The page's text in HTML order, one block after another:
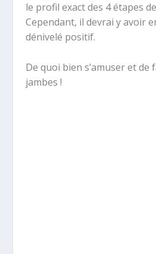
le profil exact des 4 étapes
Cependant, il devrai y avoir
dénivelé positif.
De quoi bien s’amuser et de
jambes !